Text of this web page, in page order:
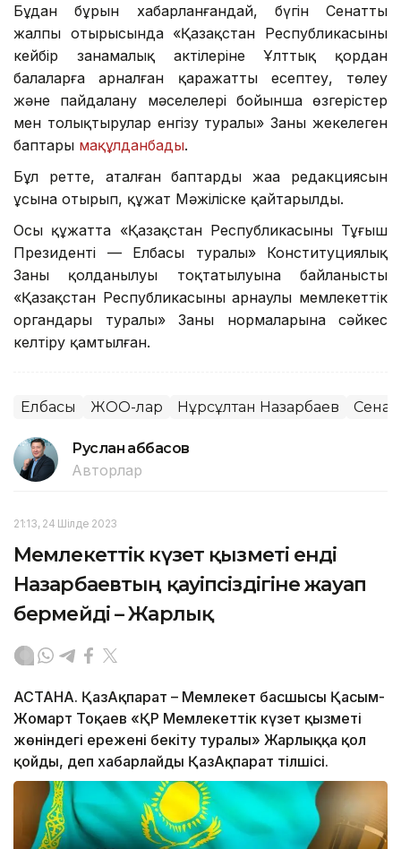
Бұдан бұрын хабарланғандай, бүгін Сенаттың
жалпы отырысында «Қазақстан Республикасының
кейбір заңнамалық актілеріне Ұлттық қордан
балаларға арналған қаражатты есептеу, төлеу
және пайдалану мәселелері бойынша өзгерістер
мен толықтырулар енгізу туралы» Заңның жекелеген
баптары мақұлданбады.
Бұл ретте, аталған баптардың жаңа редакциясын
ұсына отырып, құжат Мәжіліске қайтарылды.
Осы құжатта «Қазақстан Республикасының Тұңғыш
Президенті — Елбасы туралы» Конституциялық
Заңның қолданылуы тоқтатылуына байланысты
«Қазақстан Республикасының арнаулы мемлекеттік
органдары туралы» Заңның нормаларына сәйкес
келтіру қамтылған.
Елбасы ЖОО-лар Нұрсұлтан Назарбаев Сенат
Руслан Ғаббасов
Авторлар
21:13, 24 Шілде 2023
Мемлекеттік күзет қызметі енді
Назарбаевтың қауіпсіздігіне жауап
бермейді – Жарлық
АСТАНА. ҚазАқпарат – Мемлекет басшысы Қасым-
Жомарт Тоқаев «ҚР Мемлекеттік күзет қызметі
жөніндегі ережені бекіту туралы» Жарлыққа қол
қойды, деп хабарлайды ҚазАқпарат тілшісі.